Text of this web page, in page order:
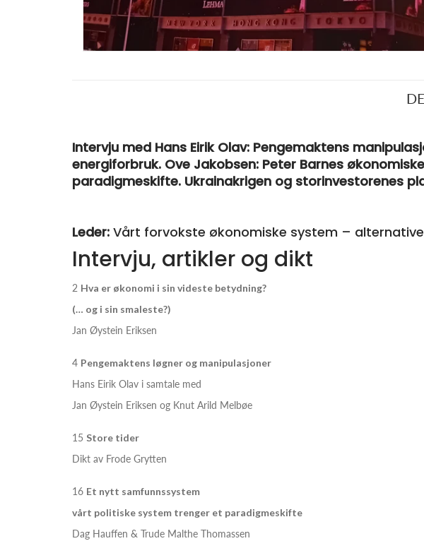
Intervju med Hans Eirik Olav: Pengemaktens
energiforbruk. Ove Jakobsen: Peter Barnes
paradigmeskifte. Ukrainakrigen og storinvestorenes
Leder: Vårt forvokste økonomiske system –
Intervju, artikler og dikt
2 Hva er økonomi i sin videste betydning?
(… og i sin smaleste?)
Jan Øystein Eriksen
4 Pengemaktens løgner og manipulasjoner
Hans Eirik Olav i samtale med
Jan Øystein Eriksen og Knut Arild Melbøe
15 Store tider
Dikt av Frode Grytten
16 Et nytt samfunnssystem
vårt politiske system trenger et paradigmeskifte
Dag Hauffen & Trude Malthe Thomassen